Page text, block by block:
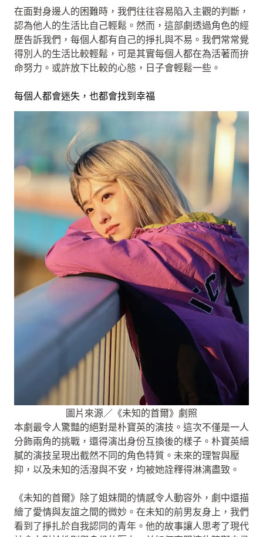
在面對身邊人的困難時，我們往往容易陷入主觀的判斷，
認為他人的生活比自己輕鬆。然而，這部劇透過角色的經
歷告訴我們，每個人都有自己的掙扎與不易。我們常常覺
得別人的生活比較輕鬆，可是其實每個人都在為活著而拚
命努力。或許放下比較的心態，日子會輕鬆一些。
每個人都會迷失，也都會找到幸福
圖片來源／《未知的首爾》劇照
本劇最令人驚豔的絕對是朴寶英的演技。這次不僅是一人
分飾兩角的挑戰，還得演出身份互換後的樣子。朴寶英細
膩的演技呈現出截然不同的角色特質。未來的理智與壓
抑，以及未知的活潑與不安，均被她詮釋得淋漓盡致。
《未知的首爾》除了姐妹間的情感令人動容外，劇中還描
繪了愛情與友誼之間的微妙。在未知的前男友身上，我們
看到了掙扎於自我認同的青年。他的故事讓人思考了現代